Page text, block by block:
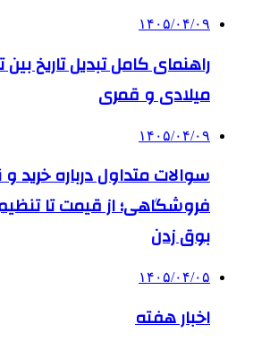
۱۴۰۵/۰۴/۰۹
راهنمای کامل تبدیل تاریخ
میلادی و قمری
۱۴۰۵/۰۴/۰۹
سوالات متداول درباره
فروشگاهی؛ از قیمت تا
بوق زدن
۱۴۰۵/۰۴/۰۵
اخبار هفته